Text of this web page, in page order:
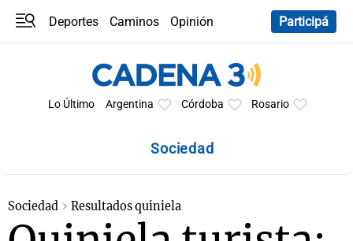
Deportes Caminos
Opinión
Participá
Lo Último Argentina Córdoba Rosario
Sociedad
Sociedad Resultados quiniela